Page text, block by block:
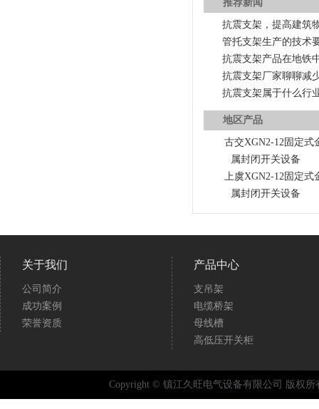
推荐新闻
抗震支架，提高建筑
管托支架生产的技术
抗震支架产品在地铁
抗震支架厂家聊聊减
抗震支架属于什么行
地区产品
古交XGN2-12固定式
属封闭开关设备
上虞XGN2-12固定式
属封闭开关设备
关于我们
公司简介
成功案例
荣誉资质
产品中心
支吊架
电缆桥架
母线槽
高低压开关柜
Copyright © 镇江久旺电气设备有限公司 版权所